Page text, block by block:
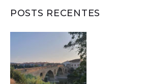
POSTS RECENTES